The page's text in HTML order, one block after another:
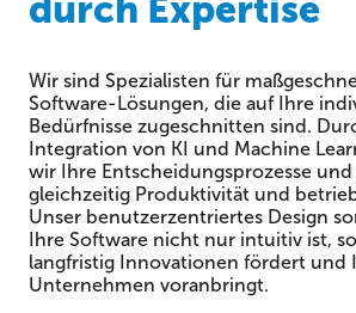
durch Expertise
Wir sind Spezialisten für
Software-Lösungen, die auf Ihre
Bedürfnisse zugeschnitten sind.
Integration von KI und Machine
wir Ihre Entscheidungsprozesse
gleichzeitig Produktivität und
Unser benutzerzentriertes Design
Ihre Software nicht nur intuitiv ist,
langfristig Innovationen fördert und
Unternehmen voranbringt.